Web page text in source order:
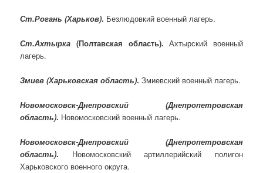
Ст.Рогань (Харьков). Безлюдовкий военный лагерь.
Ст.Ахтырка (Полтавская область). Ахтырский военный
лагерь.
Змиев (Харьковская область). Змиевский военный лагерь.
Новомосковск-Днепровский (Днепропетровская
область). Новомосковский военный лагерь.
Новомосковск-Днепровский (Днепропетровская
область). Новомосковский артиллерийский полигон
Харьковского военного округа.